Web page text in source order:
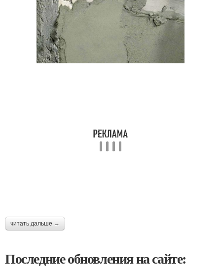
читать дальше →
Последние обновления на сайте: